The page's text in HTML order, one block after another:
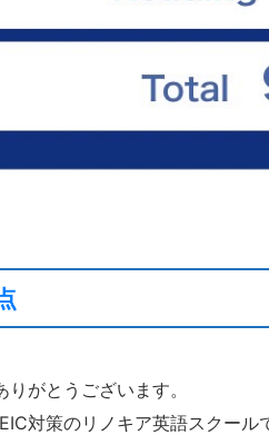
がとうございます。
対策のリノキア英語スクール